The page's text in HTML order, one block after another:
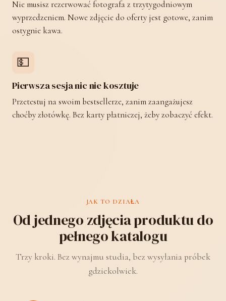
Nie musisz rezerwować fotografa z trzytygodniowym
wyprzedzeniem. Nowe zdjęcie do oferty jest gotowe, zanim
ostygnie kawa.
💵
Pierwsza sesja nic nie kosztuje
Przetestuj na swoim bestsellerze, zanim zaangażujesz
choćby złotówkę. Bez karty płatniczej, żeby zobaczyć efekt.
JAK TO DZIAŁA
Od jednego zdjęcia produktu do
pełnego katalogu
Trzy kroki. Bez wynajmu studia, bez wysyłania próbek
gdziekolwiek.